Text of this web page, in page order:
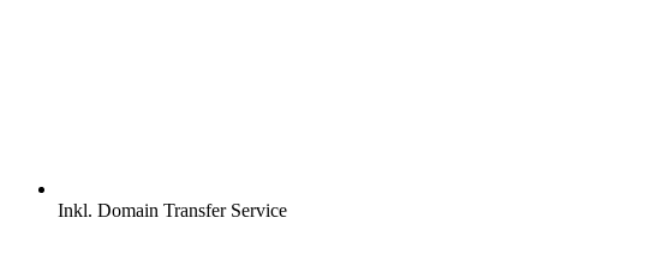
Inkl. Domain Transfer Service